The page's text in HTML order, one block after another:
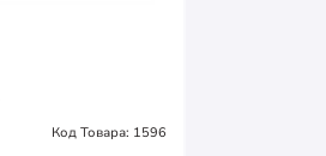
Код Товара: 1596